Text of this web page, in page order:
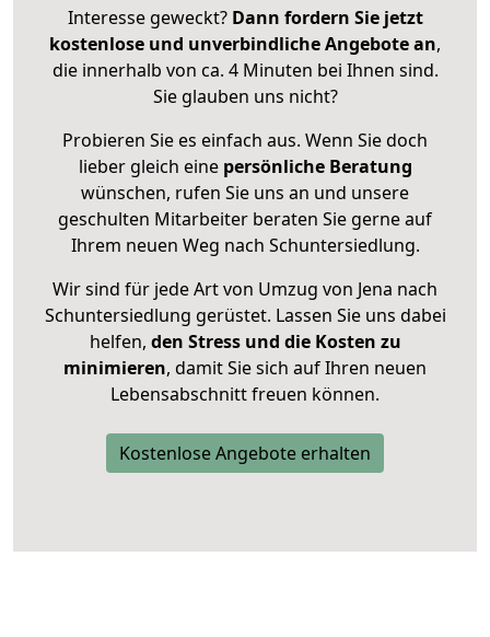
Interesse geweckt? Dann fordern Sie jetzt
kostenlose und unverbindliche Angebote an,
die innerhalb von ca. 4 Minuten bei Ihnen sind.
Sie glauben uns nicht?
Probieren Sie es einfach aus. Wenn Sie doch
lieber gleich eine persönliche Beratung
wünschen, rufen Sie uns an und unsere
geschulten Mitarbeiter beraten Sie gerne auf
Ihrem neuen Weg nach Schuntersiedlung.
Wir sind für jede Art von Umzug von Jena nach
Schuntersiedlung gerüstet. Lassen Sie uns dabei
helfen, den Stress und die Kosten zu
minimieren, damit Sie sich auf Ihren neuen
Lebensabschnitt freuen können.
Kostenlose Angebote erhalten